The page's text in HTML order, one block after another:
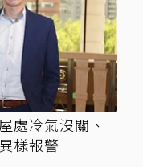
處冷氣沒關、
樣報警